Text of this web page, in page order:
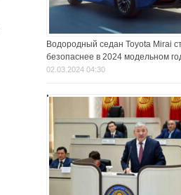
Водородный седан Toyota Mirai
безопаснее в 2024 модельном
02.03.2024 04:30